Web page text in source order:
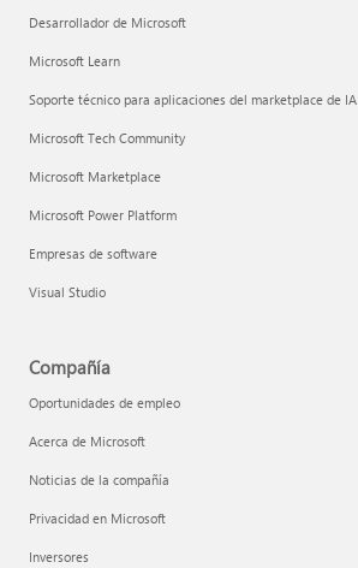
Desarrollador de Microsoft
Microsoft Learn
Soporte técnico para aplicaciones del marketplace de IA
Microsoft Tech Community
Microsoft Marketplace
Microsoft Power Platform
Empresas de software
Visual Studio
Compañía
Oportunidades de empleo
Acerca de Microsoft
Noticias de la compañía
Privacidad en Microsoft
Inversores